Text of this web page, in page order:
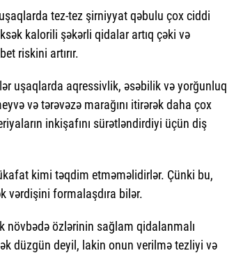
tez-tez şirniyyat qəbulu çox ciddi
kalorili şəkərli qidalar artıq çəki və
riskini artırır.
uşaqlarda aqressivlik, əsəbilik və yorğunluq
və tərəvəzə marağını itirərək daha çox
inkişafını sürətləndirdiyi üçün diş
kimi təqdim etməməlidirlər. Çünki bu,
vərdişini formalaşdıra bilər.
növbədə özlərinin sağlam qidalanmalı
düzgün deyil, lakin onun verilmə tezliyi və